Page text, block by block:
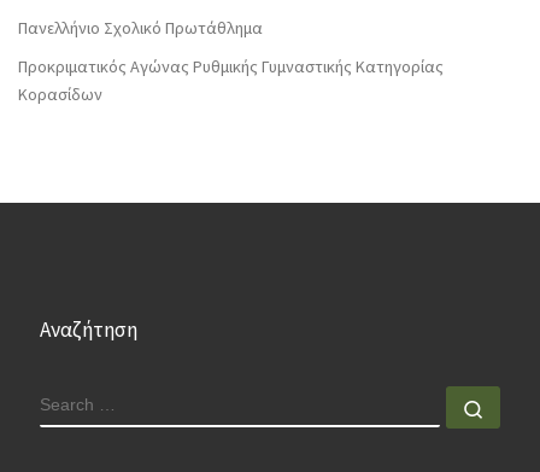
Πανελλήνιο Σχολικό Πρωτάθλημα
Προκριματικός Αγώνας Ρυθμικής Γυμναστικής Κατηγορίας
Κορασίδων
Αναζήτηση
SEARCH